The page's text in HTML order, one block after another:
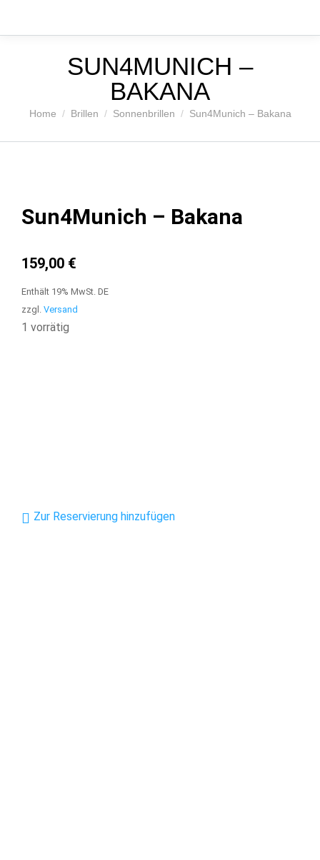
SUN4MUNICH –
BAKANA
Sie befinden sich hier:
Home Brillen Sonnenbrillen Sun4Munich – Bakana
Sun4Munich – Bakana
159,00 €
Enthält 19% MwSt. DE
zzgl. Versand
1 vorrätig